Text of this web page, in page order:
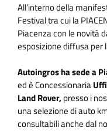
All’interno della
Festival tra cui la
Piacenza con le novità
esposizione diffusa per
Autoingros ha sede a
ed è Concessionaria
Land Rover, presso i
una selezione di auto
consultabili anche dal